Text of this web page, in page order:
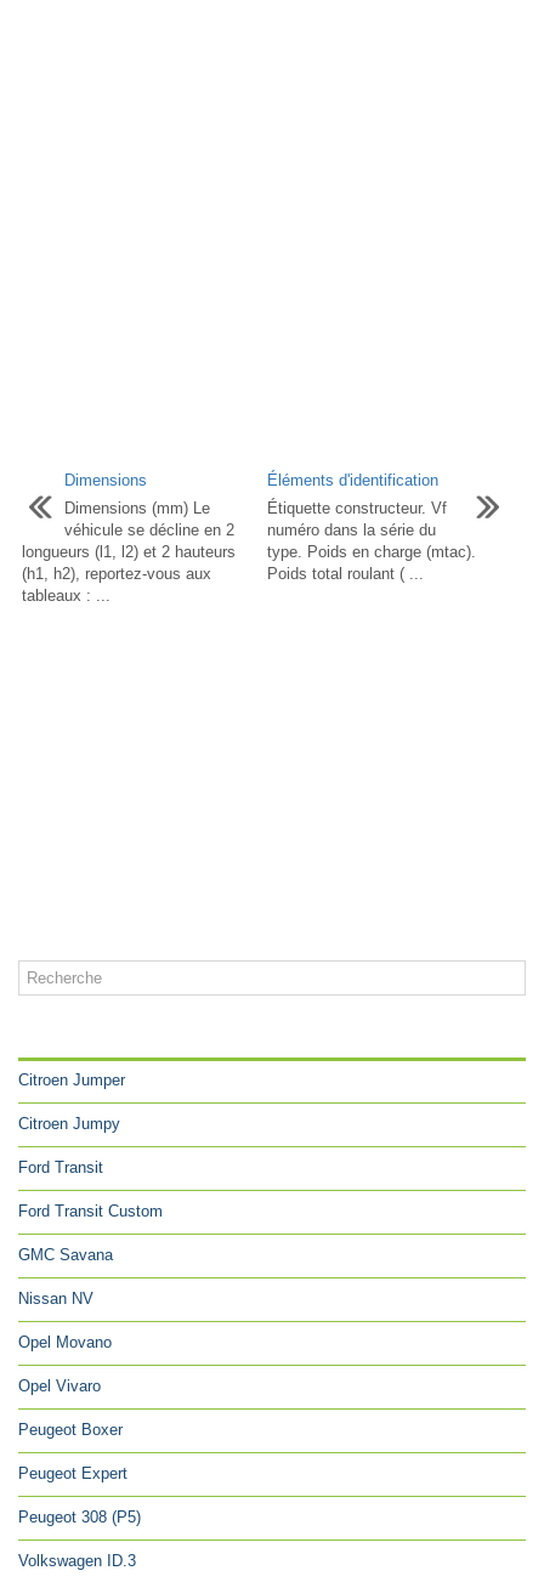
Dimensions
Dimensions (mm) Le
véhicule se décline en 2
longueurs (l1, l2) et 2 hauteurs
(h1, h2), reportez-vous aux
tableaux : ...
Éléments d'identification
Étiquette constructeur. Vf
numéro dans la série du
type. Poids en charge (mtac).
Poids total roulant ( ...
Citroen Jumper
Citroen Jumpy
Ford Transit
Ford Transit Custom
GMC Savana
Nissan NV
Opel Movano
Opel Vivaro
Peugeot Boxer
Peugeot Expert
Peugeot 308 (P5)
Volkswagen ID.3